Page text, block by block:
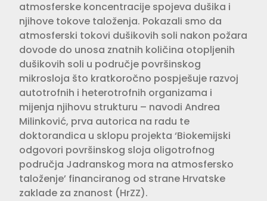
atmosferske koncentracije spojeva dušika i
njihove tokove taloženja. Pokazali smo da
atmosferski tokovi dušikovih soli nakon požara
dovode do unosa znatnih količina otopljenih
dušikovih soli u područje površinskog
mikrosloja što kratkoročno pospješuje razvoj
autotrofnih i heterotrofnih organizama i
mijenja njihovu strukturu – navodi Andrea
Milinković, prva autorica na radu te
doktorandica u sklopu projekta ‘Biokemijski
odgovori površinskog sloja oligotrofnog
područja Jadranskog mora na atmosfersko
taloženje’ financiranog od strane Hrvatske
zaklade za znanost (HrZZ).